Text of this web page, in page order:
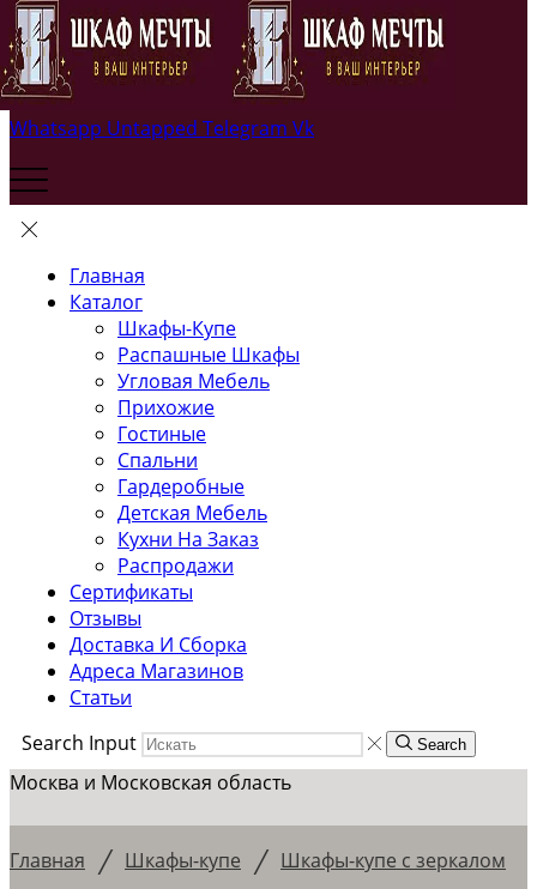
Whatsapp Untapped Telegram Vk
Главная
Каталог
Шкафы-Купе
Распашные Шкафы
Угловая Мебель
Прихожие
Гостиные
Спальни
Гардеробные
Детская Мебель
Кухни На Заказ
Распродажи
Сертификаты
Отзывы
Доставка И Сборка
Адреса Магазинов
Статьи
Search Input
Search
Москва и Московская область
Главная / Шкафы-купе / Шкафы-купе с зеркалом